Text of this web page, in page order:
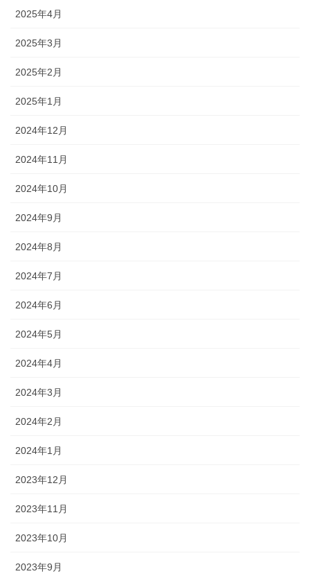
2025年4月
2025年3月
2025年2月
2025年1月
2024年12月
2024年11月
2024年10月
2024年9月
2024年8月
2024年7月
2024年6月
2024年5月
2024年4月
2024年3月
2024年2月
2024年1月
2023年12月
2023年11月
2023年10月
2023年9月